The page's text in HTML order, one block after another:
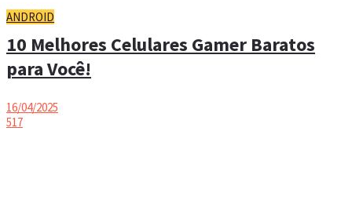
ANDROID
10 Melhores Celulares Gamer Baratos
para Você!
16/04/2025
517